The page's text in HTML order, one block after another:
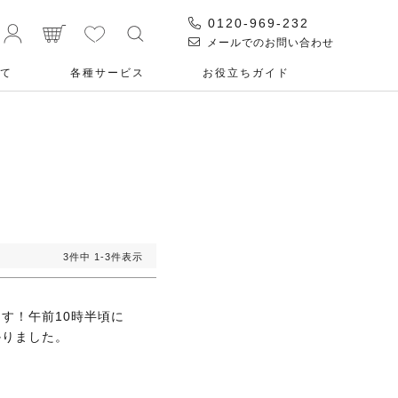
0120-969-232
メールでのお問い合わせ
各種サービス お役⽴ちガイド
3件中 1 -3件表示
！午前10時半頃に
ました。